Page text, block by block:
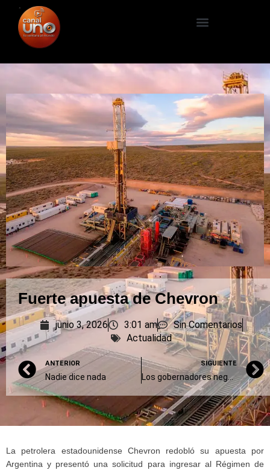
Fuerte apuesta de Chevron
junio 3, 2026 3:01 am
Sin Comentarios
Actualidad
ANTERIOR
Nadie dice nada
SIGUIENTE
Los gobernadores negocian obras por apoyo legislativo
La petrolera estadounidense Chevron redobló su apuesta por
Argentina y presentó una solicitud para ingresar al Régimen de